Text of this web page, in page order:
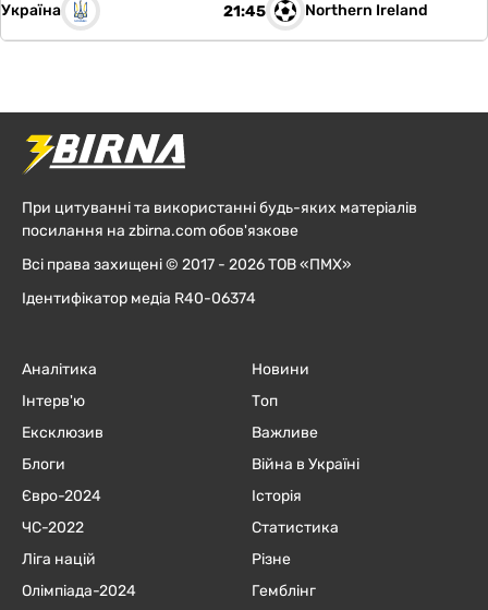
Україна 21:45 Northern Ireland
При цитуванні та використанні будь-яких матеріалів
посилання на zbirna.com обов'язкове
Всі права захищені © 2017 - 2026 ТОВ «ПМХ»
Ідентифікатор медіа R40-06374
Аналітика
Інтерв'ю
Ексклюзив
Блоги
Євро-2024
ЧC-2022
Ліга націй
Олімпіада-2024
Новини
Топ
Важливе
Війна в Україні
Історія
Статистика
Різне
Гемблінг